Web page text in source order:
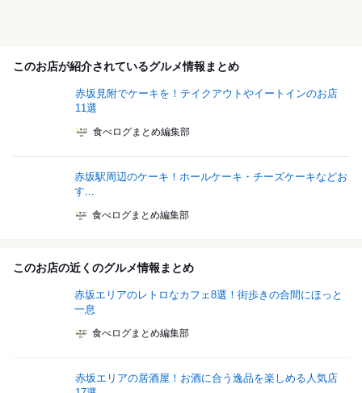
このお店が紹介されているグルメ情報まとめ
赤坂見附でケーキを！テイクアウトやイートインのお店
11選
食べログまとめ編集部
赤坂駅周辺のケーキ！ホールケーキ・チーズケーキなどお
す...
食べログまとめ編集部
このお店の近くのグルメ情報まとめ
赤坂エリアのレトロなカフェ8選！街歩きの合間にほっと
一息
食べログまとめ編集部
赤坂エリアの居酒屋！お酒に合う逸品を楽しめる人気店